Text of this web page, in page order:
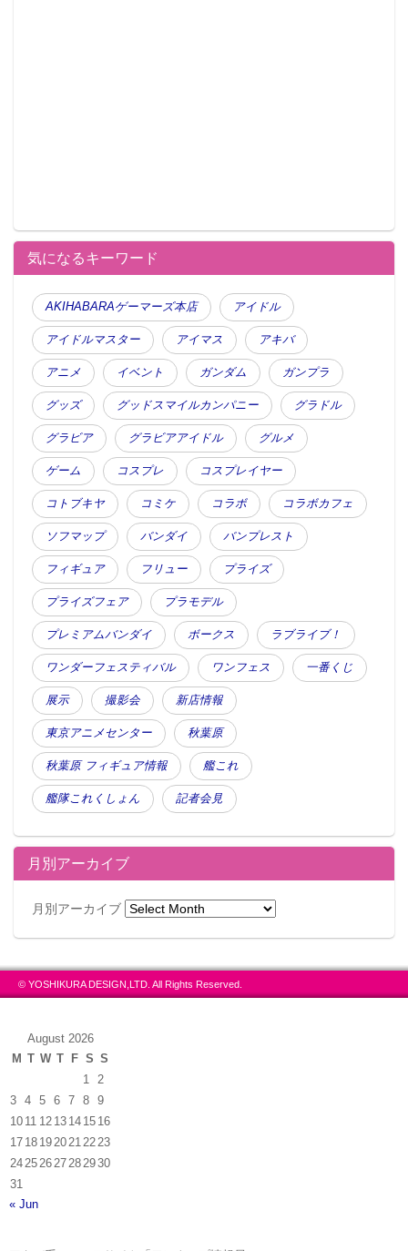
景品を1点プレゼント。
(4)3,000円（税込）以上 → D賞の中からお好きな景品
を1点プレゼント。
景品例：
○ トランク （深崎暮人、QP:flapper）
○ 画集 （TORANOANA CHRONICLE 1996～2005）
○ クラッチバック （なかじまゆか、えれっと）
・・・etc
注意事項：
※景品は先着順で、無くなり次第配布終了となりま
す。
※当日に限り、秋葉原UDX特設会場でのご購入レシー
トの合算可（内金予約は除く）。
<4> AKIBAPOP:SHINNEN ～第3話～
アキバ系カルチャー・マッチング・サービス
「AKIBAPOP:DOJO」が、元日から新年一発目のイベ
ントを開催。
日程： 2017年1月1日（日）
※当イベントのみ観覧が事前受付制となります。詳細
は、AKIBAPOP:DOJOの公式サイト（
https://akibap.com/ ）をご確認ください。なお、希望
数が予定定員数に達し次第、受付は終了となります。
気になるキーワード
AKIHABARAゲーマーズ本店 アイドル
アイドルマスター アイマス アキバ
アニメ イベント ガンダム ガンプラ
グッズ グッドスマイルカンパニー グラドル
グラビア グラビアアイドル グルメ
ゲーム コスプレ コスプレイヤー
コトブキヤ コミケ コラボ コラボカフェ
ソフマップ バンダイ バンプレスト
フィギュア フリュー プライズ
プライズフェア プラモデル
プレミアムバンダイ ボークス ラブライブ！
ワンダーフェスティバル ワンフェス 一番くじ
展示 撮影会 新店情報
東京アニメセンター 秋葉原
秋葉原 フィギュア情報 艦これ
艦隊これくしょん 記者会見
月別アーカイブ
月別アーカイブ
© YOSHIKURA DESIGN,LTD. All Rights Reserved.
August 2026
M T W T F S S
1
2
3
4 5 6 7 8
9
10 11 12 13 14 15 16
17 18 19 20 21 22 23
24 25 26 27 28 2930
31
« Jun